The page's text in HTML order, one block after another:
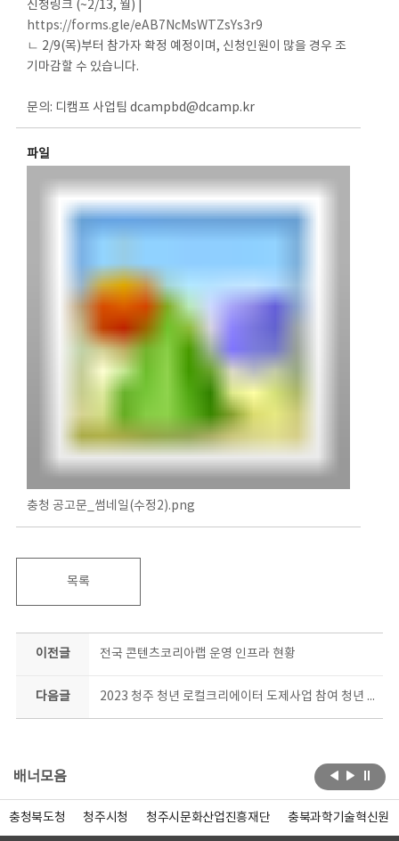
신청링크 (~2/13, 월) |
https://forms.gle/eAB7NcMsWTZsYs3r9
ㄴ 2/9(목)부터 참가자 확정 예정이며, 신청인원이 많을 경우 조
기마감할 수 있습니다.
문의: 디캠프 사업팀 dcampbd@dcamp.kr
파일
충청 공고문_썸네일(수정2).png
목록
이전글 전국 콘텐츠코리아랩 운영 인프라 현황
다음글 2023 청주 청년 로컬크리에이터 도제사업 참여 청년 모집
배너모음
충청북도청 청주시청 청주시문화산업진흥재단 충북과학기술혁신원